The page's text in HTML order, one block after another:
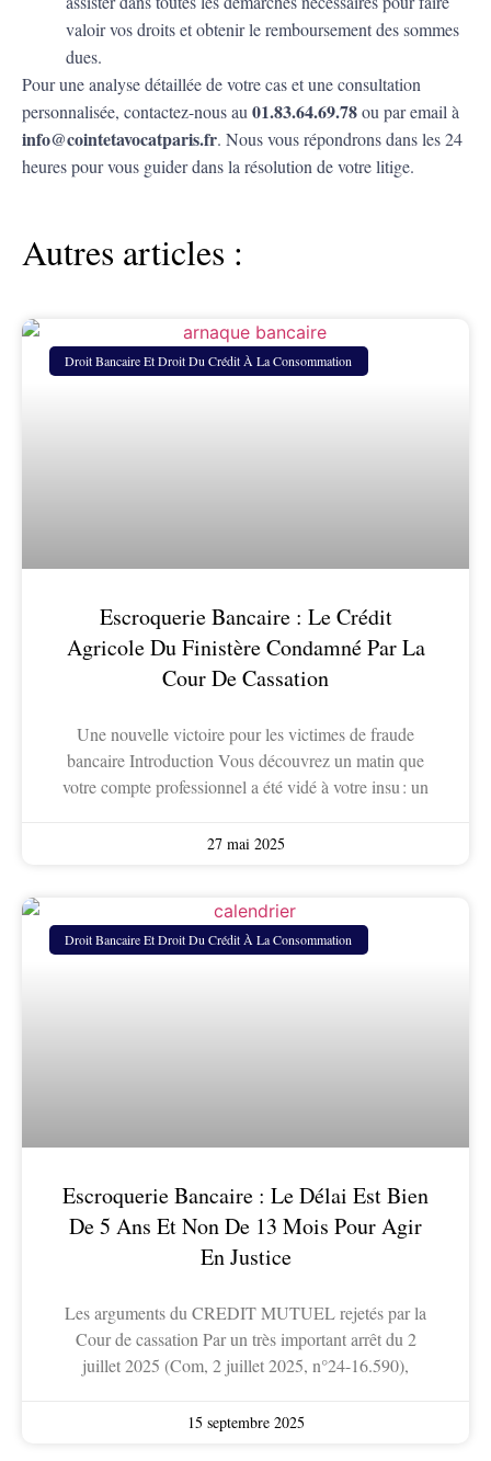
valoir vos droits et obtenir le remboursement des sommes
dues.
Pour une analyse détaillée de votre cas et une consultation
personnalisée, contactez-nous au 01.83.64.69.78ou par email à
info@cointetavocatparis.fr. Nous vous répondrons dans les 24
heures pour vous guider dans la résolution de votre litige.
Autres articles :
Droit Bancaire Et Droit Du Crédit À La Consommation
Escroquerie Bancaire : Le Crédit
Agricole Du Finistère Condamné Par La
Cour De Cassation
Une nouvelle victoire pour les victimes de fraude
bancaire Introduction Vous découvrez un matin que
votre compte professionnel a été vidé à votre insu : un
27 mai 2025
Droit Bancaire Et Droit Du Crédit À La Consommation
Escroquerie Bancaire : Le Délai Est Bien
De 5 Ans Et Non De 13 Mois Pour Agir
En Justice
Les arguments du CREDIT MUTUEL rejetés par la
Cour de cassation Par un très important arrêt du 2
juillet 2025 (Com, 2 juillet 2025, n°24-16.590),
15 septembre 2025